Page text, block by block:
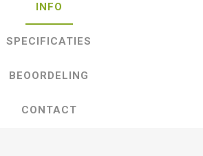
INFO
SPECIFICATIES
BEOORDELING
CONTACT